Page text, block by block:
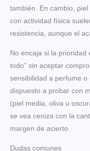
también. En cambio,
con actividad física
resistencia, aunque el
No encaja si la prioridad
todo” sin aceptar
sensibilidad a perfume
dispuesto a probar con
(piel media, oliva u
se vea ceniza con la
margen de acierto.
Dudas comunes